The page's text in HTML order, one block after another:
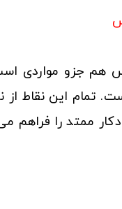
ممتد را فراهم